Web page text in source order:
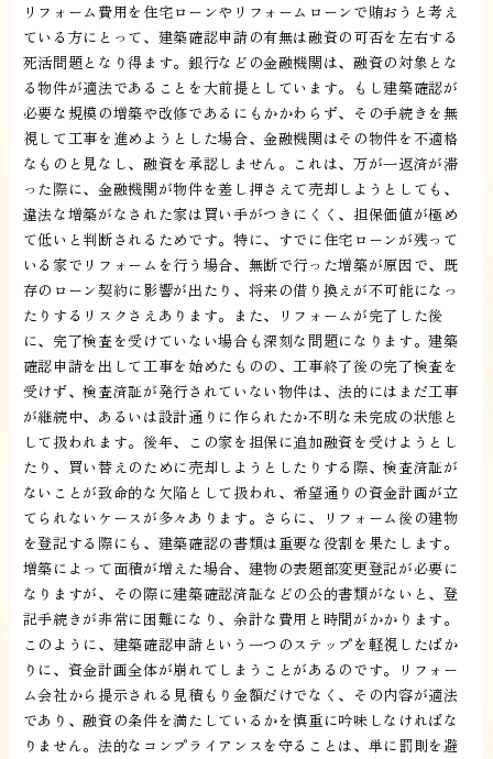
リフォーム費用を住宅ローンやリフォームローンで賄おうと考え
ている方にとって、建築確認申請の有無は融資の可否を左右する
死活問題となり得ます。銀行などの金融機関は、融資の対象とな
る物件が適法であることを大前提としています。もし建築確認が
必要な規模の増築や改修であるにもかかわらず、その手続きを無
視して工事を進めようとした場合、金融機関はその物件を不適格
なものと見なし、融資を承認しません。これは、万が一返済が滞
った際に、金融機関が物件を差し押さえて売却しようとしても、
違法な増築がなされた家は買い手がつきにくく、担保価値が極め
て低いと判断されるためです。特に、すでに住宅ローンが残って
いる家でリフォームを行う場合、無断で行った増築が原因で、既
存のローン契約に影響が出たり、将来の借り換えが不可能になっ
たりするリスクさえあります。また、リフォームが完了した後
に、完了検査を受けていない場合も深刻な問題になります。建築
確認申請を出して工事を始めたものの、工事終了後の完了検査を
受けず、検査済証が発行されていない物件は、法的にはまだ工事
が継続中、あるいは設計通りに作られたか不明な未完成の状態と
して扱われます。後年、この家を担保に追加融資を受けようとし
たり、買い替えのために売却しようとしたりする際、検査済証が
ないことが致命的な欠陥として扱われ、希望通りの資金計画が立
てられないケースが多々あります。さらに、リフォーム後の建物
を登記する際にも、建築確認の書類は重要な役割を果たします。
増築によって面積が増えた場合、建物の表題部変更登記が必要に
なりますが、その際に建築確認済証などの公的書類がないと、登
記手続きが非常に困難になり、余計な費用と時間がかかります。
このように、建築確認申請という一つのステップを軽視したばか
りに、資金計画全体が崩れてしまうことがあるのです。リフォー
ム会社から提示される見積もり金額だけでなく、その内容が適法
であり、融資の条件を満たしているかを慎重に吟味しなければな
りません。法的なコンプライアンスを守ることは、単に罰則を避